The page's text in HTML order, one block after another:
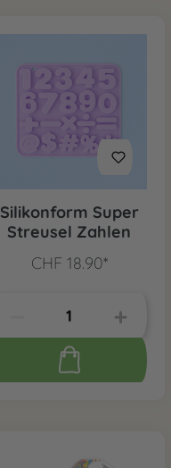
Silikonform Super
Streusel Zahlen
CHF 18.90*